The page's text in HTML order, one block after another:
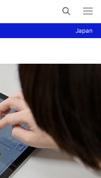
Japan
イ
メ
ニ
ュ